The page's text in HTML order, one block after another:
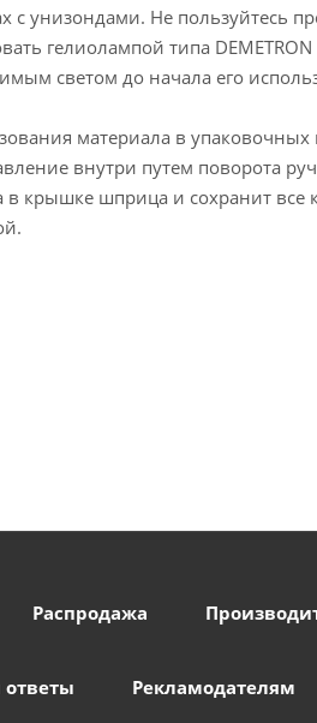
с унизондами. Не пользуйтесь
гелиолампой типа DEMETRON
светом до начала его
материала в
внутри путем поворота
в крышке шприца и сохранит все
Распродажа
Рекламодателям